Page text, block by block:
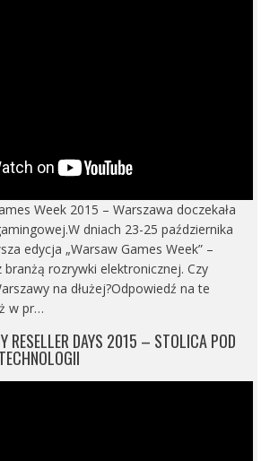
Week 2015 – Warszawa doczekała
dniach 23-25 października
edycja „Warsaw Games Week” –
rozrywki elektronicznej. Czy
na dłużej?Odpowiedź na te
w pr…
RESELLER DAYS 2015 – STOLICA POD